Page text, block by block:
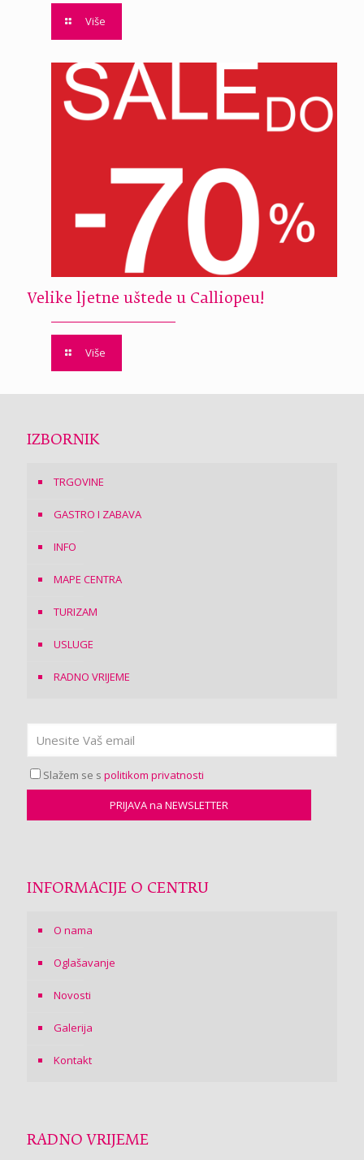
Više
Velike ljetne uštede u Calliopeu!
Više
IZBORNIK
TRGOVINE
GASTRO I ZABAVA
INFO
MAPE CENTRA
TURIZAM
USLUGE
RADNO VRIJEME
Slažem se s politikom privatnosti
INFORMACIJE O CENTRU
O nama
Oglašavanje
Novosti
Galerija
Kontakt
RADNO VRIJEME